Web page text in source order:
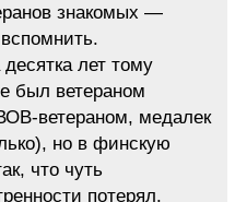
знакомых —
лет тому
был ветераном
ветераном, медалек
но в финскую
что чуть
потерял.